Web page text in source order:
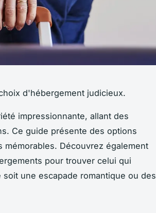
d'hébergement judicieux.
impressionnante, allant des
Ce guide présente des options
Découvrez également
pour trouver celui qui
une escapade romantique ou des